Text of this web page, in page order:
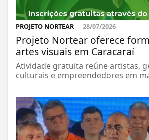
PROJETO NORTEAR 28/07/2026
Projeto Nortear oferece
artes visuais em Caracaraí
Atividade gratuita reúne artistas,
culturais e empreendedores em